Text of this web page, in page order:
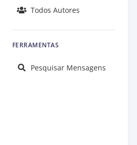
Todos Autores
FERRAMENTAS
Pesquisar Mensagens